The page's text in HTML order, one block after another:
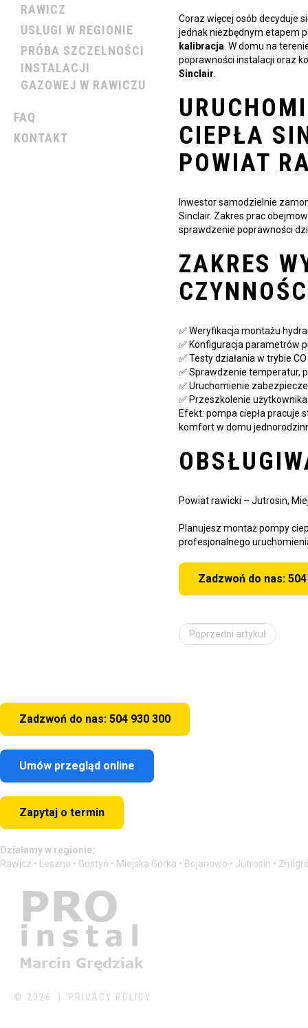
RAWICZ
USŁUGI W REGIONIE
PRÓBA SZCZELNOŚCI
INSTALACJI
GAZOWEJ W RAWICZU
FAQ
KONTAKT
Coraz więcej osób decyduje
jednak niezbędnym etapem
kalibracja . W domu na
poprawności instalacji oraz
Sinclair
CIEPŁA
POWIAT
Inwestor samodzielnie
Sinclair. Zakres prac
sprawdzenie poprawności
ZAKRES
✅ Weryfikacja montażu
✅ Konfiguracja parametrów
✅ Testy działania w trybie
✅ Sprawdzenie temperatur,
✅ Uruchomienie
✅ Przeszkolenie
Efekt: pompa ciepła pracuje
komfort w domu
Powiat rawicki – Jutrosin,
Planujesz montaż pompy
profesjonalnego
Zadzwoń do nas:
Poprzedni artykuł
Zadzwoń do nas: 504 930 300
Umów przegląd online
Zapytaj o termin
Działamy w regionie:
Rawicz • Leszno • Gostyń • Miejska Górka • Bojanowo • Jutrosin •
© 2026 PRIVACY POLICY